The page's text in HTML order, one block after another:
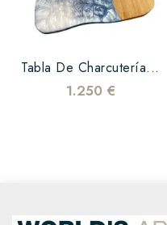
Tabla De Charcutería...
1.250 €